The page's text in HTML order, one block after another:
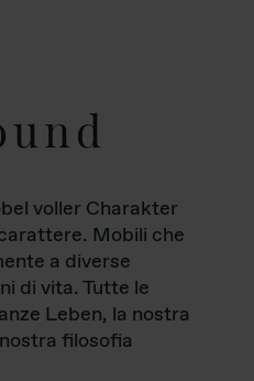
voller Charakter
Mobili che
a diverse
di vita. Tutte le
Leben, la nostra
filosofia